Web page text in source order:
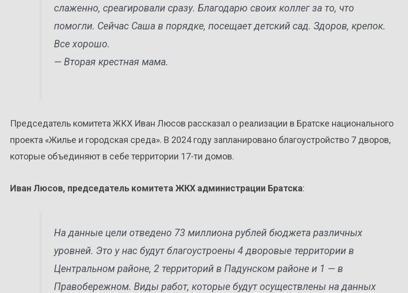
слаженно, среагировали сразу. Благодарю своих коллег за то, что
помогли. Сейчас Саша в порядке, посещает детский сад. Здоров, крепок.
Все хорошо.
— Вторая крестная мама.
Председатель комитета ЖКХ Иван Люсов рассказал о реализации в Братске национального
проекта «Жилье и городская среда». В 2024 году запланировано благоустройство 7 дворов,
которые объединяют в себе территории 17-ти домов.
Иван Люсов, председатель комитета ЖКХ администрации Братска:
На данные цели отведено 73 миллиона рублей бюджета различных
уровней. Это у нас будут благоустроены 4 дворовые территории в
Центральном районе, 2 территорий в Падунском районе и 1 — в
Правобережном. Виды работ, которые будут осуществлены на данных